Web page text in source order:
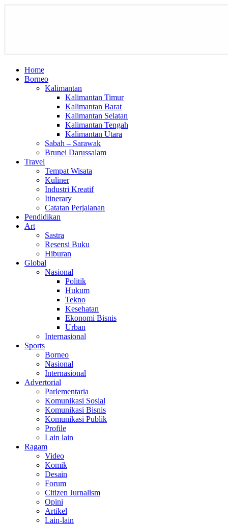
Home
Borneo
Kalimantan
Kalimantan Timur
Kalimantan Barat
Kalimantan Selatan
Kalimantan Tengah
Kalimantan Utara
Sabah – Sarawak
Brunei Darussalam
Travel
Tempat Wisata
Kuliner
Industri Kreatif
Itinerary
Catatan Perjalanan
Pendidikan
Art
Sastra
Resensi Buku
Hiburan
Global
Nasional
Politik
Hukum
Tekno
Kesehatan
Ekonomi Bisnis
Urban
Internasional
Sports
Borneo
Nasional
Internasional
Advertorial
Parlementaria
Komunikasi Sosial
Komunikasi Bisnis
Komunikasi Publik
Profile
Lain lain
Ragam
Video
Komik
Desain
Forum
Citizen Jurnalism
Opini
Artikel
Lain-lain